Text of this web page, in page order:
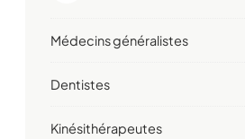
Médecins généralistes
Dentistes
Kinésithérapeutes